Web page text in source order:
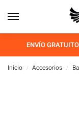
ENVÍO
Inicio / Accesorios /